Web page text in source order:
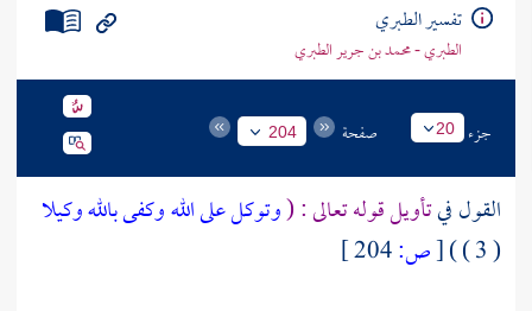
تفسير الطبري
الطبري - محمد بن جرير الطبري
جزء 20 صفحة 204
القول فيتأويل قوله تعالى : (وتوكل على الله وكفى بالله وكيلا
( 3 ) )
[ص: